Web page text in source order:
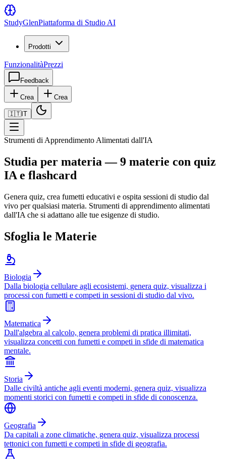
StudyGlenPiattaforma di Studio AI
Prodotti
FunzionalitàPrezzi
Feedback
Crea Crea
🇮🇹IT
Strumenti di Apprendimento Alimentati dall'IA
Studia per materia — 9 materie con quiz
IA e flashcard
Genera quiz, crea fumetti educativi e ospita sessioni di studio dal
vivo per qualsiasi materia. Strumenti di apprendimento alimentati
dall'IA che si adattano alle tue esigenze di studio.
Sfoglia le Materie
Biologia
Dalla biologia cellulare agli ecosistemi, genera quiz, visualizza i
processi con fumetti e competi in sessioni di studio dal vivo.
Matematica
Dall'algebra al calcolo, genera problemi di pratica illimitati,
visualizza concetti con fumetti e competi in sfide di matematica
mentale.
Storia
Dalle civiltà antiche agli eventi moderni, genera quiz, visualizza
momenti storici con fumetti e competi in sfide di conoscenza.
Geografia
Da capitali a zone climatiche, genera quiz, visualizza processi
tettonici con fumetti e competi in sfide di geografia.